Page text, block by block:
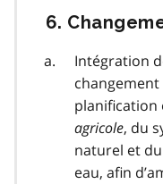
6.
Intégration
planification
agricole, du
naturel et
eau, afin